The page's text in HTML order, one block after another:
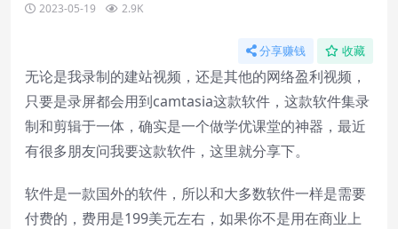
2023-05-19 2.9K
分享赚钱 收藏
无论是我录制的建站视频，还是其他的网络盈利视频，
只要是录屏都会用到camtasia这款软件，这款软件集录
制和剪辑于一体，确实是一个做学优课堂的神器，最近
有很多朋友问我要这款软件，这里就分享下。
软件是一款国外的软件，所以和大多数软件一样是需要
付费的，费用是199美元左右，如果你不是用在商业上